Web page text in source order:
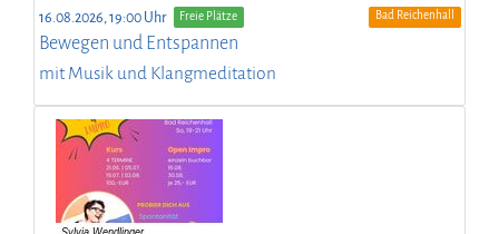
16.08.2026, 19:00 Uhr Freie Plätze Bad Reichenhall
Bewegen und Entspannen
mit Musik und Klangmeditation